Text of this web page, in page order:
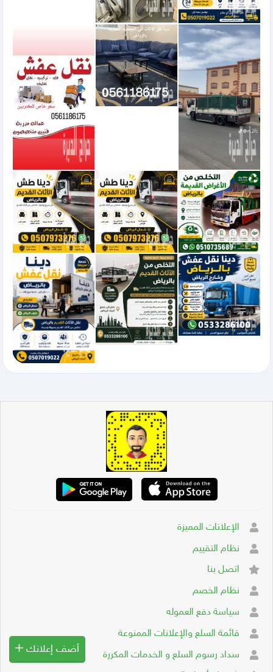
أضف إعلانك
الإعلانات المميزة
نظام التقييم
اتصل بنا
نظام الخصم
سياسة دفع العموله
قائمة السلع والإعلانات الممنوعة
سداد رسوم السلع و الخدمات المكررة